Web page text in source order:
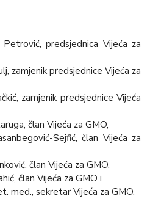
predsjednica Vijeća za
zamjenik predsjednice Vijeća za
zamjenik predsjednice Vijeća
član Vijeća za GMO,
Sejfić, član Vijeća za
član Vijeća za GMO,
član Vijeća za GMO i
med., sekretar Vijeća za GMO.